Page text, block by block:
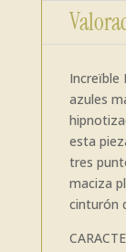
Increïble
azules
esta
tres
maciza
cinturón